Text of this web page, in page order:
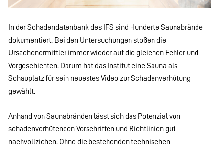
In der Schadendatenbank des IFS sind Hunderte Saunabrände
dokumentiert. Bei den Untersuchungen stoßen die
Ursachenermittler immer wieder auf die gleichen Fehler und
Vorgeschichten. Darum hat das Institut eine Sauna als
Schauplatz für sein neuestes Video zur Schadenverhütung
gewählt.
Anhand von Saunabränden lässt sich das Potenzial von
schadenverhütenden Vorschriften und Richtlinien gut
nachvollziehen. Ohne die bestehenden technischen